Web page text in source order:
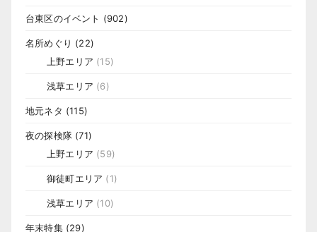
台東区のイベント (902)
名所めぐり (22)
上野エリア (15)
浅草エリア (6)
地元ネタ (115)
夜の探検隊 (71)
上野エリア (59)
御徒町エリア (1)
浅草エリア (10)
年末特集(29)